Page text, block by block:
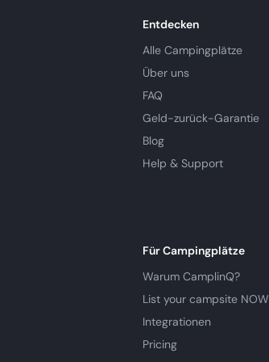
Entdecken
Alle Campingplätze
Über uns
FAQ
Geld-zurück-Garantie
Blog
Help & Support
Für Campingplätze
Warum CamplinQ?
List your campsite NOW
Integrationen
Pricing